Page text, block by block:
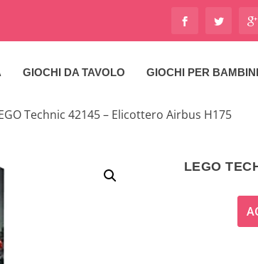
GIOCHI DA TAVOLO GIOCHI PER BAMBINI
Technic 42145 – Elicottero Airbus H175
LEGO